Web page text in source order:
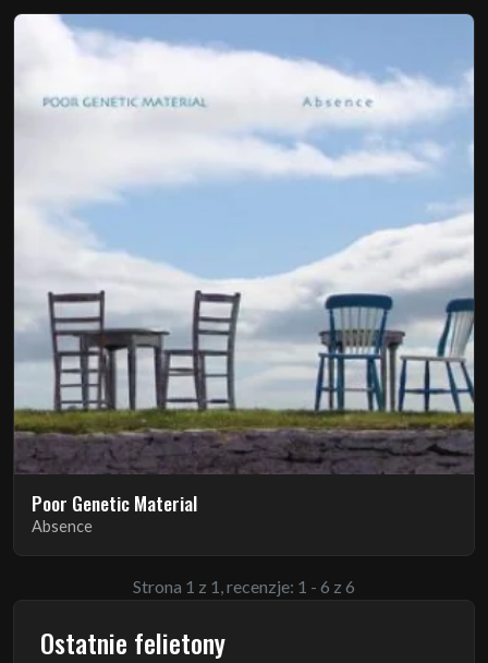
Poor Genetic Material
Absence
Strona 1 z 1, recenzje: 1 - 6 z 6
Ostatnie felietony